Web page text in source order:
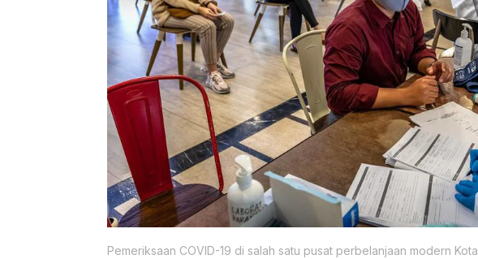
Pemeriksaan COVID-19 di salah satu pusat perbelanjaan modern